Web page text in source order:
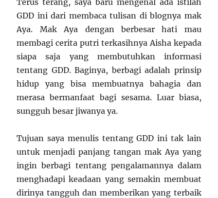
GDD ini dari membaca tulisan di blognya mak
Aya. Mak Aya dengan berbesar hati mau
membagi cerita putri terkasihnya Aisha kepada
siapa saja yang membutuhkan informasi
tentang GDD. Baginya, berbagi adalah prinsip
hidup yang bisa membuatnya bahagia dan
merasa bermanfaat bagi sesama. Luar biasa,
sungguh besar jiwanya ya.
Tujuan saya menulis tentang GDD ini tak lain
untuk menjadi panjang tangan mak Aya yang
ingin berbagi tentang pengalamannya dalam
menghadapi keadaan yang semakin membuat
dirinya tangguh dan memberikan yang terbaik